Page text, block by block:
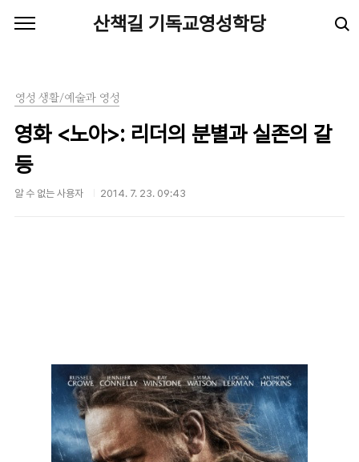
산책길 기독교영성학당
영성 생활/예술과 영성
영화 <노아>: 리더의 분별과 실존의 갈
등
알 수 없는 사용자 2014. 7. 23. 09:43